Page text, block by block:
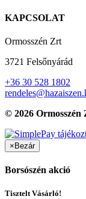
KAPCSOLAT
Ormosszén Zrt
3721 Felsőnyárád
+36 30 528 1802
© 2026
× Bezár
Borsószén akció
Tisztelt Vásárló!